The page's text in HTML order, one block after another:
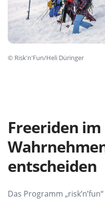
© Risk'n'Fun/Heli Düringer
Freeriden im
entscheiden
Das Programm „risk’n’fun“